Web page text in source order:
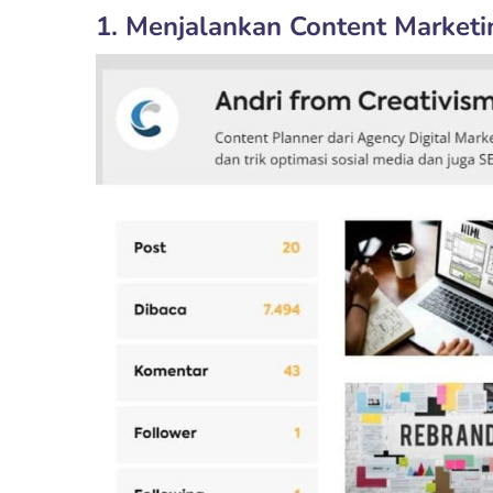
1. Menjalankan Content